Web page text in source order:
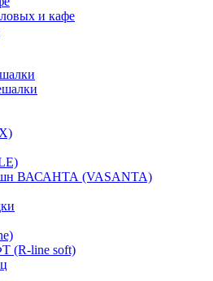
и кафе
ВАСАНТА (VASANTA)
line soft)